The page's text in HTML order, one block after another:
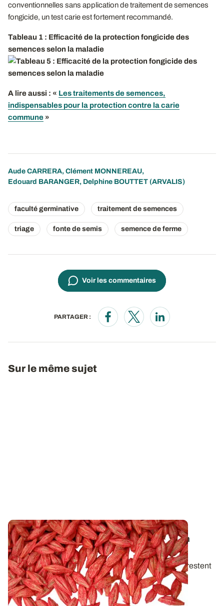
conventionnelles sans application de traitement de semences
fongicide, un test carie est fortement recommandé.
Tableau 1 : Efficacité de la protection fongicide des
semences selon la maladie
A lire aussi : « Les traitements de semences,
indispensables pour la protection contre la carie
commune »
Aude CARRERA, Clément MONNEREAU,
Edouard BARANGER, Delphine BOUTTET (ARVALIS)
faculté germinative traitement de semences
triage fonte de semis semence de ferme
Voir les commentaires
PARTAGER :
Opens in a new window
Opens in a new window
Opens in a new
Sur le même sujet
Traitements de semences : une protection
toujours d’actualité
Sur céréales à paille, les traitements de semences restent
incontournables contre les...
11 SEPT. 2024